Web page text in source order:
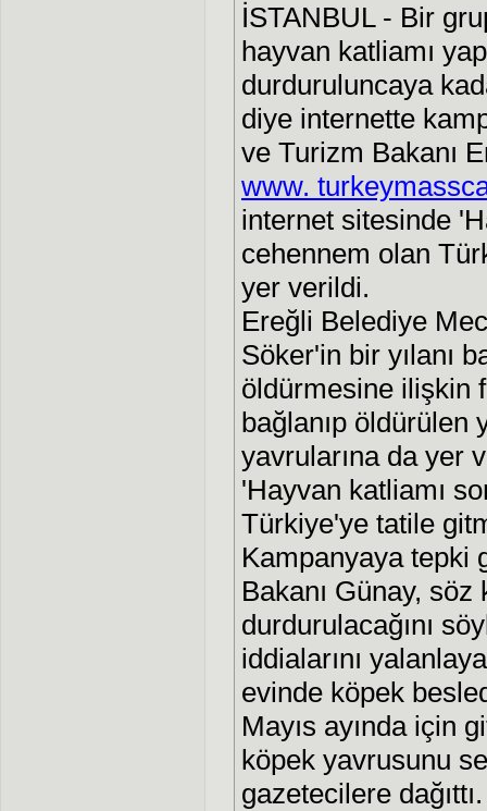
İSTANBUL - Bir
hayvan katliamı
durduruluncaya
diye internette
ve Turizm Bakanı
www.
internet sitesinde
cehennem olan
yer verildi.
Ereğli Belediye
Söker'in bir yılanı
öldürmesine ilişkin
bağlanıp öldürülen
yavrularına da yer
'Hayvan katliamı
Türkiye'ye tatile
Kampanyaya tepki
Bakanı Günay, söz
durdurulacağını
iddialarını
evinde köpek
Mayıs ayında için
köpek yavrusunu
gazetecilere